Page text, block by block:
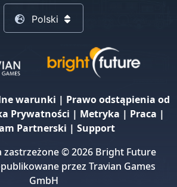
Polski
warunki | Prawo odstąpienia od
Prywatności | Metryka | Praca |
Partnerski | Support
zastrzeżone © 2026 Bright Future
przez Travian Games
GmbH